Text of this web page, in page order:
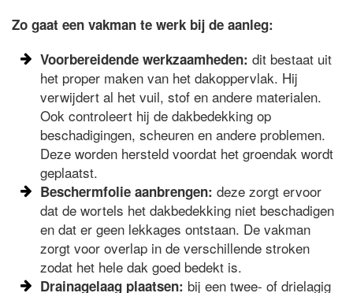
Zo gaat een vakman te werk bij de aanleg:
Voorbereidende werkzaamheden: dit bestaat uit
het proper maken van het dakoppervlak. Hij
verwijdert al het vuil, stof en andere materialen.
Ook controleert hij de dakbedekking op
beschadigingen, scheuren en andere problemen.
Deze worden hersteld voordat het groendak wordt
geplaatst.
Beschermfolie aanbrengen: deze zorgt ervoor
dat de wortels het dakbedekking niet beschadigen
en dat er geen lekkages ontstaan. De vakman
zorgt voor overlap in de verschillende stroken
zodat het hele dak goed bedekt is.
Drainagelaag plaatsen: bij een twee- of drielagig